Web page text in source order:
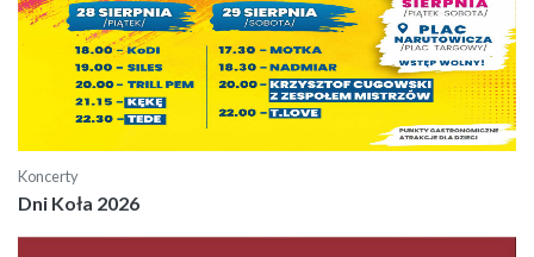
Koncerty
Dni Koła 2026